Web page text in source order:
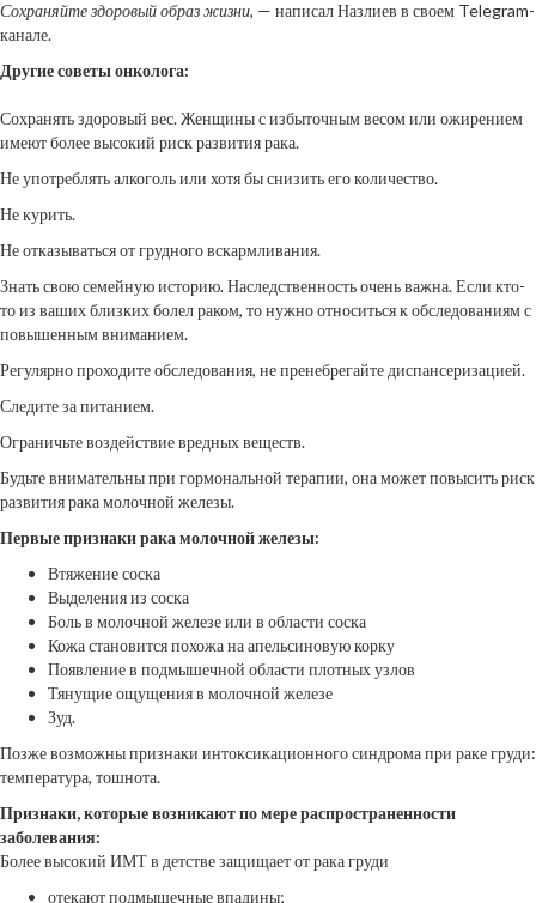
Сохраняйте здоровый образ жизни, — написал Назлиев в своем Telegram-
канале.
Другие советы онколога:
Сохранять здоровый вес. Женщины с избыточным весом или ожирением
имеют более высокий риск развития рака.
Не употреблять алкоголь или хотя бы снизить его количество.
Не курить.
Не отказываться от грудного вскармливания.
Знать свою семейную историю. Наследственность очень важна. Если кто-
то из ваших близких болел раком, то нужно относиться к обследованиям с
повышенным вниманием.
Регулярно проходите обследования, не пренебрегайте диспансеризацией.
Следите за питанием.
Ограничьте воздействие вредных веществ.
Будьте внимательны при гормональной терапии, она может повысить риск
развития рака молочной железы.
Первые признаки рака молочной железы:
Втяжение соска
Выделения из соска
Боль в молочной железе или в области соска
Кожа становится похожа на апельсиновую корку
Появление в подмышечной области плотных узлов
Тянущие ощущения в молочной железе
Зуд.
Позже возможны признаки интоксикационного синдрома при раке груди:
температура, тошнота.
Признаки, которые возникают по мере распространенности
заболевания:
Более высокий ИМТ в детстве защищает от рака груди
отекают подмышечные впадины;